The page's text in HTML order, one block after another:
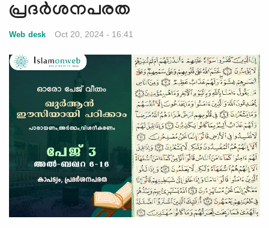
t
o
n
പ്രദർശനപരത
Web desk Oct 20, 2024 - 16:41